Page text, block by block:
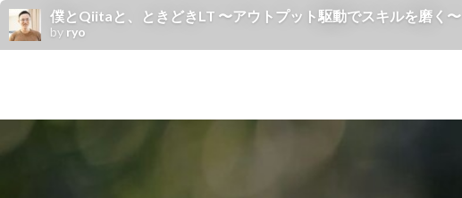
僕とQiitaと、ときどきLT 〜アウトプット駆動でスキルを磨く〜
by ryo